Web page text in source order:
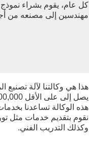
كل عام، يقوم بشراء نموذج
مهندسين إلى مصنعه من
هذا هي وكالتنا لآلة تصنيع
هذه الوكالة تساعدنا
نقوم بتقديم خدمات مثل
وكذلك التدريب الفني.